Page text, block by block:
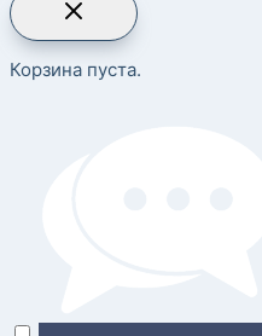
Корзина пуста.